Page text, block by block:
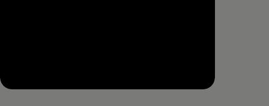
Remaining time, --:--